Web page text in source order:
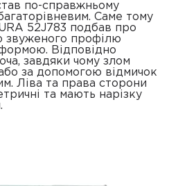
по-справжньому
Саме тому
52J783 подбав про
звуженого профілю
Відповідно
завдяки чому злом
за допомогою відмичок
Ліва та права сторони
та мають нарізку